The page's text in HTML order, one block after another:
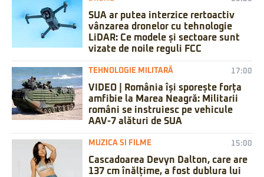
SUA ar putea interzice rertoactiv
vânzarea dronelor cu tehnologie
LiDAR: Ce modele și sectoare sunt
vizate de noile reguli FCC
TEHNOLOGIE MILITARĂ 17:00
VIDEO | România își sporește forța
amfibie la Marea Neagră: Militarii
români se instruiesc pe vehicule
AAV-7 alături de SUA
MUZICA SI FILME 15:00
Cascadoarea Devyn Dalton, care are
137 cm înălțime, a fost dublura lui